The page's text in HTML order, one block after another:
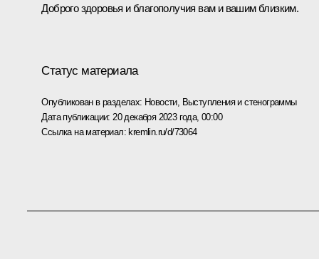
Доброго здоровья и благополучия вам и вашим близким.
Статус материала
Опубликован в разделах: Новости, Выступления и стенограммы
Дата публикации: 20 декабря 2023 года, 00:00
Ссылка на материал:kremlin.ru/d/73064